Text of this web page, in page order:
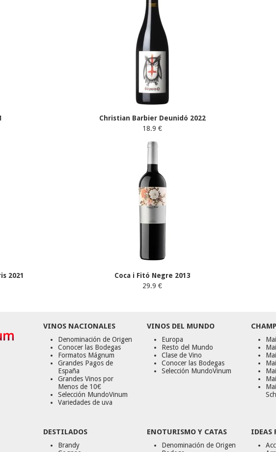
Christian Barbier Deunidó 2022
18.9 €
2021
Coca i Fitó Negre 2013
29.9 €
VINOS NACIONALES
Denominación de Origen
Conocer las Bodegas
Formatos Mágnum
Grandes Pagos de
España
Grandes Vinos por
Menos de 10€
Selección MundoVinum
Variedades de uva
VINOS DEL MUNDO
Europa
Resto del Mundo
Clase de Vino
Conocer las Bodegas
Selección MundoVinum
DESTILADOS
Brandy
ENOTURISMO Y CATAS
Denominación de Origen
IDEAS